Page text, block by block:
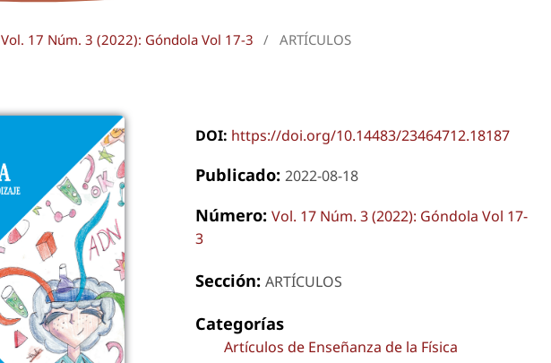
Vol. 17 Núm. 3 (2022): Góndola Vol 17-3 / ARTÍCULOS
DOI: https://doi.org/10.14483/23464712.18187
Publicado: 2022-08-18
Número: Vol. 17 Núm. 3 (2022): Góndola Vol 17-
3
Sección: ARTÍCULOS
Categorías
Artículos de Enseñanza de la Física